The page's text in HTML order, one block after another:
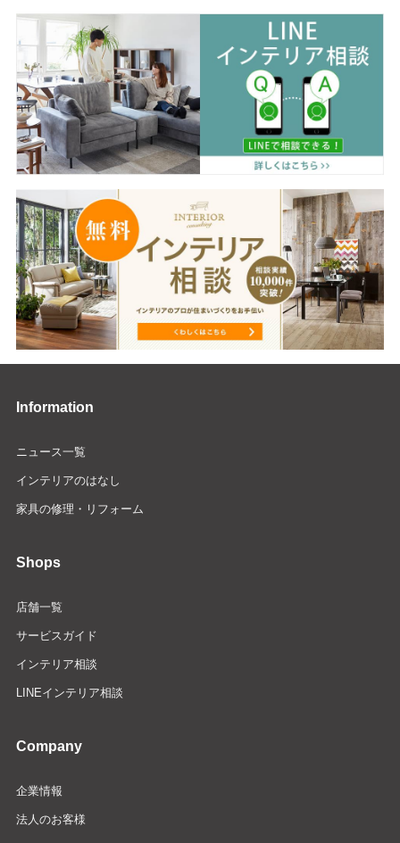
Information
ニュース一覧
インテリアのはなし
家具の修理・リフォーム
Shops
店舗一覧
サービスガイド
インテリア相談
LINEインテリア相談
Company
企業情報
法人のお客様